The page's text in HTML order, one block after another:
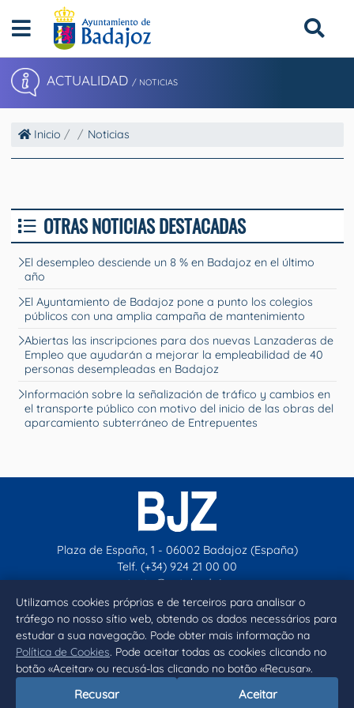
Utilizamos cookies próprias e de terceiros para analisar o
tráfego no nosso sítio web, obtendo os dados necessários para
estudar a sua navegação. Pode obter mais informação na
Política de Cookies. Pode aceitar todas as cookies clicando no
botão «Aceitar» ou recusá-las clicando no botão «Recusar».
Recusar Aceitar
ACTUALIDAD / NOTICIAS
Inicio Noticias
OTRAS NOTICIAS DESTACADAS
El desempleo desciende un 8 % en Badajoz en el último
año
El Ayuntamiento de Badajoz pone a punto los colegios
públicos con una amplia campaña de mantenimiento
Abiertas las inscripciones para dos nuevas Lanzaderas de
Empleo que ayudarán a mejorar la empleabilidad de 40
personas desempleadas en Badajoz
Información sobre la señalización de tráfico y cambios en
el transporte público con motivo del inicio de las obras del
aparcamiento subterráneo de Entrepuentes
Plaza de España, 1 - 06002 Badajoz (España)
Telf. (+34) 924 21 00 00
contacto@aytobadajoz.es
Facebook
X Instagram
YouTube
Inicio Aviso legal Privacidad Política de Cookies
Declaración de accesibilidad